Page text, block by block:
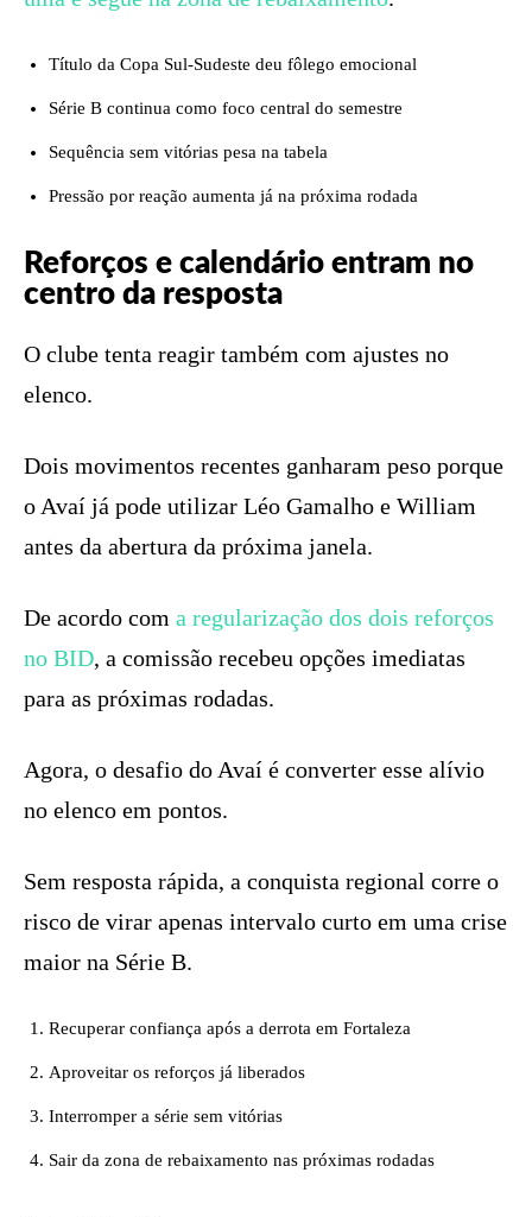
Título da Copa Sul-Sudeste deu fôlego emocional
Série B continua como foco central do semestre
Sequência sem vitórias pesa na tabela
Pressão por reação aumenta já na próxima rodada
Reforços e calendário entram no
centro da resposta
O clube tenta reagir também com ajustes no
elenco.
Dois movimentos recentes ganharam peso porque
o Avaí já pode utilizar Léo Gamalho e William
antes da abertura da próxima janela.
De acordo com a regularização dos dois reforços
no BID, a comissão recebeu opções imediatas
para as próximas rodadas.
Agora, o desafio do Avaí é converter esse alívio
no elenco em pontos.
Sem resposta rápida, a conquista regional corre o
risco de virar apenas intervalo curto em uma crise
maior na Série B.
Recuperar confiança após a derrota em Fortaleza
Aproveitar os reforços já liberados
Interromper a série sem vitórias
Sair da zona de rebaixamento nas próximas rodadas